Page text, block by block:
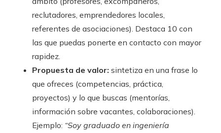
reclutadores, emprendedores locales,
referentes de asociaciones). Destaca 10 con
las que puedas ponerte en contacto con mayor
rapidez.
Propuesta de valor: sintetiza en una frase lo
que ofreces (competencias, práctica,
proyectos) y lo que buscas (mentorías,
información sobre vacantes, colaboraciones).
Ejemplo: “Soy graduado en ingeniería